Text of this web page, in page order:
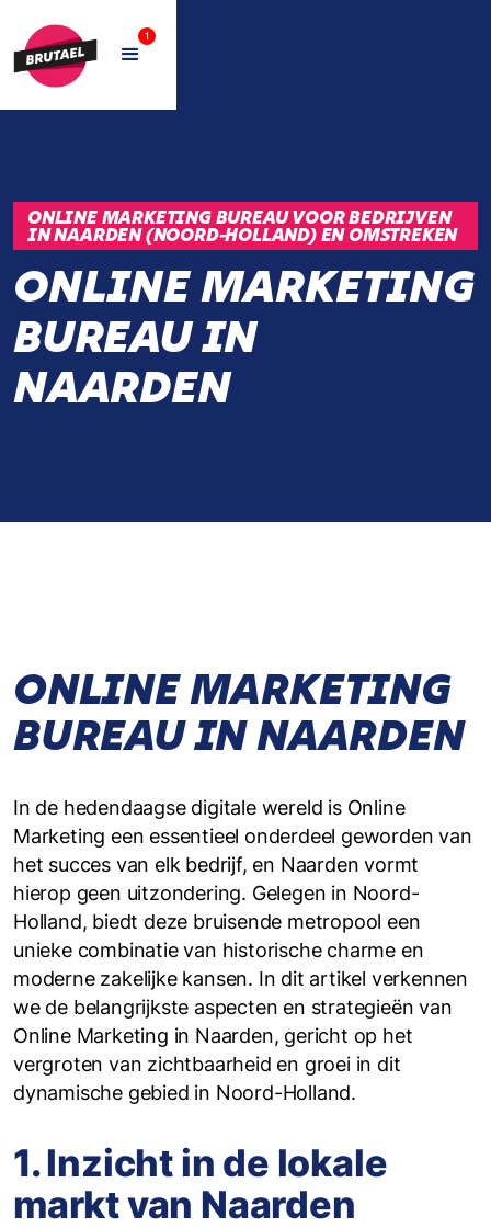
1
ONLINE MARKETING BUREAU VOOR BEDRIJVEN
IN NAARDEN (NOORD-HOLLAND) EN OMSTREKEN
ONLINE MARKETING
BUREAU IN
NAARDEN
ONLINE MARKETING
BUREAU IN NAARDEN
In de hedendaagse digitale wereld is Online
Marketing een essentieel onderdeel geworden van
het succes van elk bedrijf, en Naarden vormt
hierop geen uitzondering. Gelegen in Noord-
Holland, biedt deze bruisende metropool een
unieke combinatie van historische charme en
moderne zakelijke kansen. In dit artikel verkennen
we de belangrijkste aspecten en strategieën van
Online Marketing in Naarden, gericht op het
vergroten van zichtbaarheid en groei in dit
dynamische gebied in Noord-Holland.
1. Inzicht in de lokale
markt van Naarden